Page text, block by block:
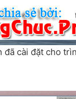
cài đặt cho